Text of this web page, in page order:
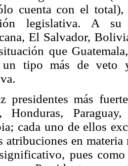
cuenta con el
legislativa. A su
El Salvador,
que
un tipo más de veto
presidentes más
Honduras,
cada uno de ellos
atribuciones en
pues